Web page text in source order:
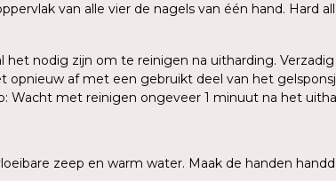
van alle vier de nagels van één hand.
het nodig zijn om te reinigen na uitharding.
opnieuw af met een gebruikt deel van het
Wacht met reinigen ongeveer 1 minuut na het
zeep en warm water. Maak de handen